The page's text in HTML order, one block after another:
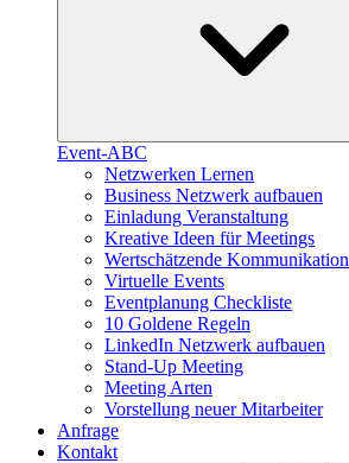
Event-ABC
Netzwerken Lernen
Business Netzwerk aufbauen
Einladung Veranstaltung
Kreative Ideen für Meetings
Wertschätzende Kommunikation
Virtuelle Events
Eventplanung Checkliste
10 Goldene Regeln
LinkedIn Netzwerk aufbauen
Stand-Up Meeting
Meeting Arten
Vorstellung neuer Mitarbeiter
Anfrage
Kontakt